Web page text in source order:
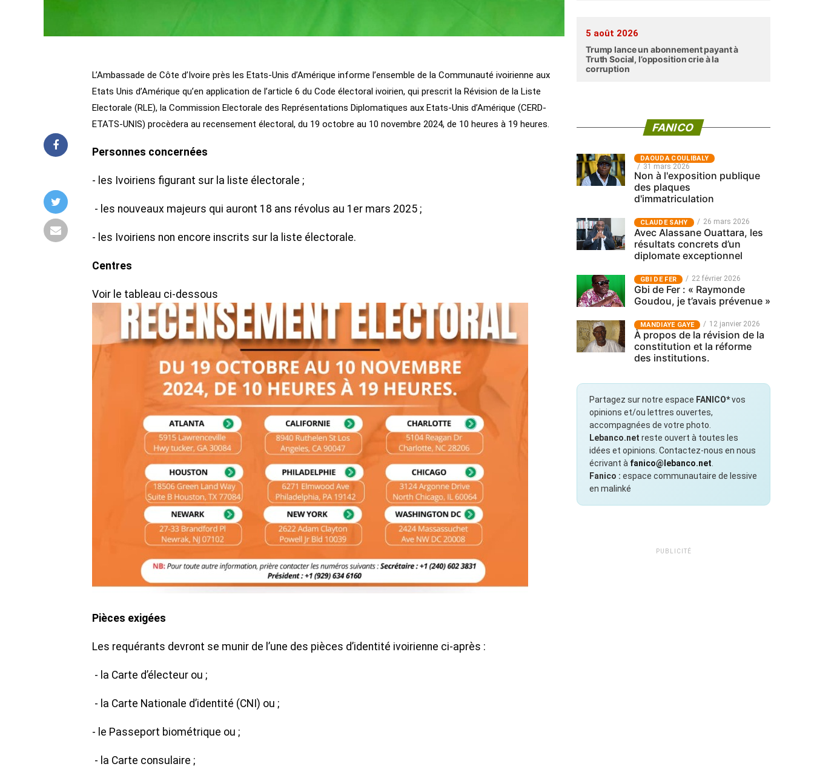
L’Ambassade de Côte d’Ivoire près les Etats-Unis d’Amérique informe l’ensemble de la Communauté ivoirienne aux
Etats Unis d’Amérique qu’en application de l’article 6 du Code électoral ivoirien, qui prescrit la Révision de la Liste
Electorale (RLE), la Commission Electorale des Représentations Diplomatiques aux Etats-Unis d’Amérique (CERD-
ETATS-UNIS) procèdera au recensement électoral, du 19 octobre au 10 novembre 2024, de 10 heures à 19 heures.
Personnes concernées
- les Ivoiriens figurant sur la liste électorale ;
- les nouveaux majeurs qui auront 18 ans révolus au 1er mars 2025 ;
- les Ivoiriens non encore inscrits sur la liste électorale.
Centres
Voir le tableau ci-dessous
Pièces exigées
Les requérants devront se munir de l’une des pièces d’identité ivoirienne ci-après :
- la Carte d’électeur ou ;
- la Carte Nationale d’identité (CNI) ou ;
- le Passeport biométrique ou ;
- la Carte consulaire ;
5 août 2026
Trump lance un abonnement payant à
Truth Social, l’opposition crie à la
corruption
FANICO
‎DAOUDA COULIBALY
31 mars 2026
Non à l'exposition publique
des plaques
d'immatriculation
CLAUDE SAHY 26 mars 2026
Avec Alassane Ouattara, les
résultats concrets d’un
diplomate exceptionnel
GBI DE FER 22 février 2026
Gbi de Fer : « Raymonde
Goudou, je t’avais prévenue »
MANDIAYE GAYE 12 janvier 2026
À propos de la révision de la
constitution et la réforme
des institutions.
Partagez sur notre espace FANICO*vos
opinions et/ou lettres ouvertes,
accompagnées de votre photo.
Lebanco.net reste ouvert à toutes les
idées et opinions. Contactez-nous en nous
écrivant à fanico@lebanco.net
Fanico : espace communautaire de lessive
en malinké
PUBLICITÉ